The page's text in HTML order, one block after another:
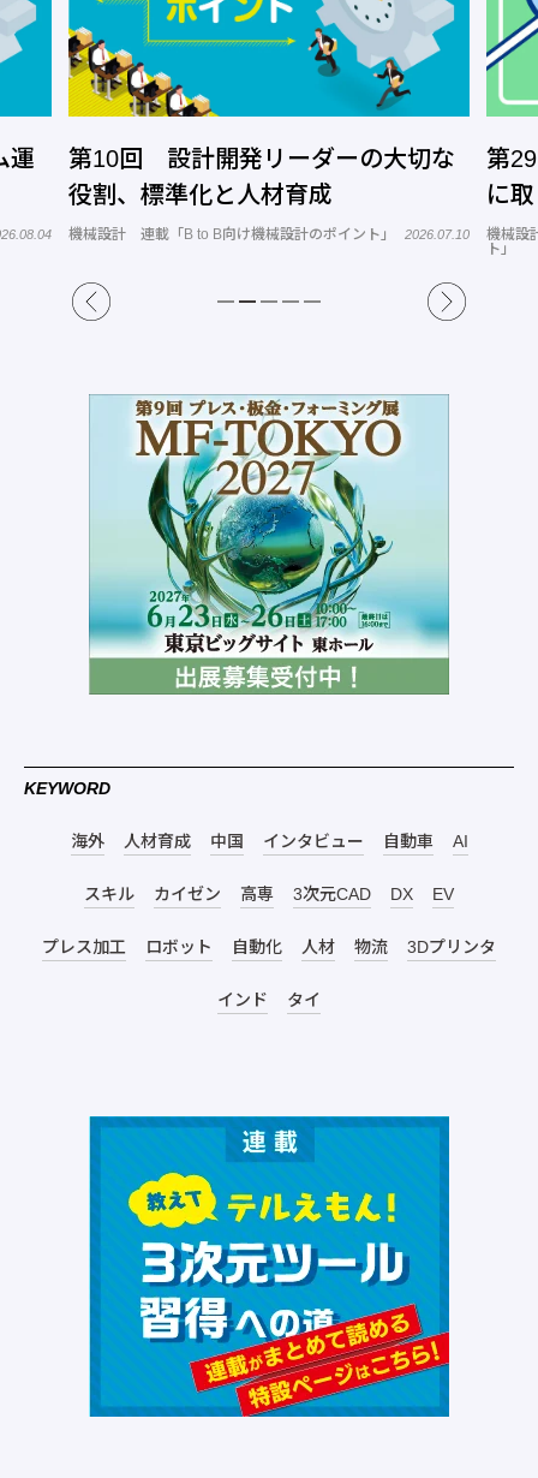
ーの大切な
ポイント」 2026.07.10
第29回 景気後退局面で技術者
に取り組む予算がない
機械設計 連載「若手技術者戦力化のワンポイン
KEYWORD
海外 人材育成 中国 インタビュー 自動車 AI
スキル カイゼン 高専 3次元CAD DX EV
プレス加工 ロボット 自動化 人材 物流 3Dプリンタ
インド タイ